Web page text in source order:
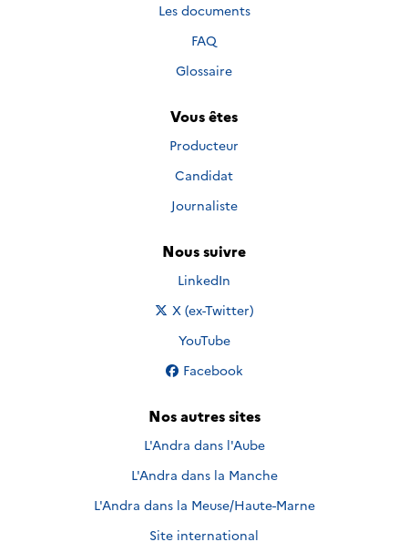
Les documents
FAQ
Glossaire
Vous êtes
Producteur
Candidat
Journaliste
Nous suivre
Nous suivre sur
LinkedIn
Nous suivre sur
X (ex-Twitter)
Nous suivre sur
YouTube
Nous suivre sur
Facebook
Nos autres sites
L'Andra dans l'Aube
L'Andra dans la Manche
L'Andra dans la Meuse/Haute-Marne
Site international